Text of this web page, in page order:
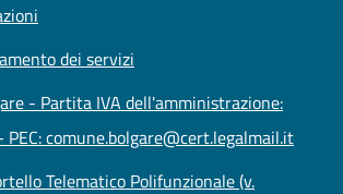
dei servizi
- Partita IVA dell'amministrazione:
comune.bolgare@cert.legalmail.it
Telematico Polifunzionale (v.